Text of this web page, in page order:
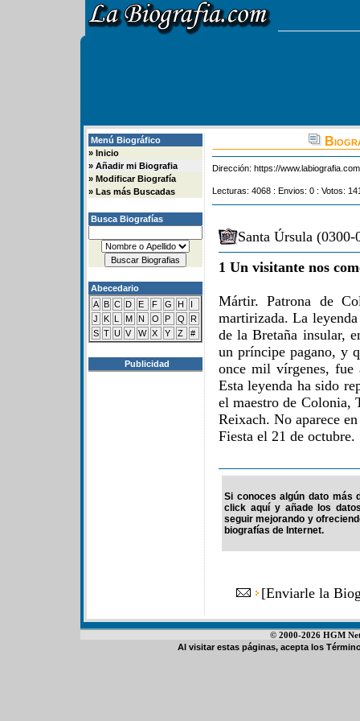
Menú Biográfico
» Inicio
» Añadir mi Biografia
» Modificar Biografía
» Las más Buscadas
Busca Biografías
Abecedario
A B C D E F G H
I
J
K L M N O P Q
R
S T U V W X Y Z #
Publicidad
Dirección: https://
Lecturas: 4068 : Envios: 0 : Votos:
Santa Úrsula
1 Un visitante nos
Mártir. Patrona de
martirizada. La
de la Bretaña insular,
un príncipe pagano, y
once mil vírgenes, fue
Esta leyenda ha sido
el maestro de Colonia,
Reixach. No aparece
Fiesta el 21 de octubre.
Si conoces algún dato más
click aquí y añade los
seguir mejorando y
biografías de Internet.
[Enviarle la
© 2000-2026 HGM
Al visitar estas páginas, acepta los